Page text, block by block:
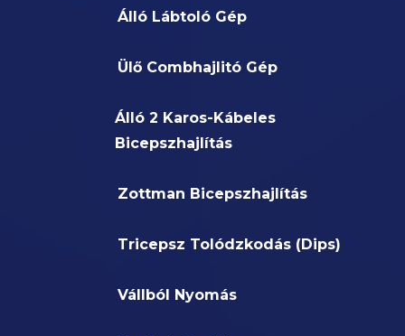
Álló Lábtoló Gép
Ülő Combhajlitó Gép
Álló 2 Karos-Kábeles
Bicepszhajlítás
Zottman Bicepszhajlítás
Tricepsz Tolódzkodás (Dips)
Vállból Nyomás